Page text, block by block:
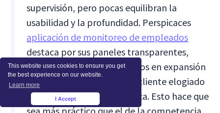
This website uses cookies to ensure you get
the best experience on our website.
Learn more
I Accept ×
supervisión, pero pocas equilibran la
usabilidad y la profundidad. Perspicaces
aplicación de monitoreo de empleados
destaca por sus paneles transparentes,
precios flexibles para equipos en expansión
y un servicio de atención al cliente elogiado
por su incorporación práctica. Esto hace que